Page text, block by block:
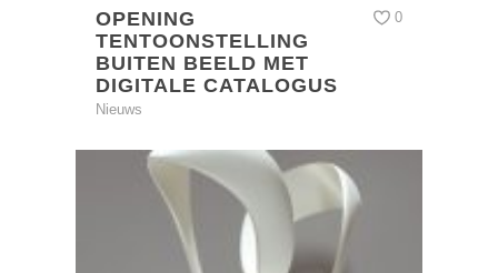
OPENING
TENTOONSTELLING
BUITEN BEELD MET
DIGITALE CATALOGUS
Nieuws
0